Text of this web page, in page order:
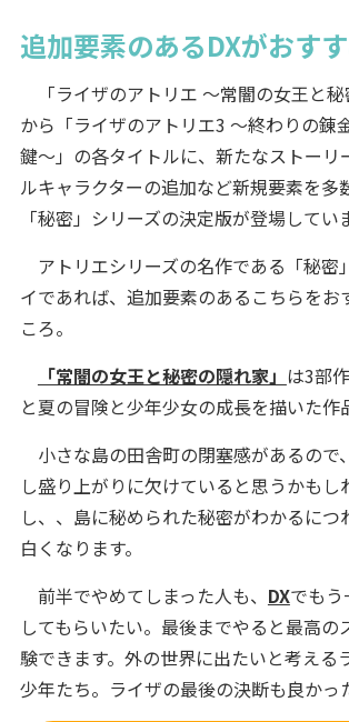
追加要素のあるDXがおす
「ライザのアトリエ ～常闇の女王と秘
から「ライザのアトリエ3 ～終わりの錬
鍵～」の各タイトルに、新たなストーリ
ルキャラクターの追加など新規要素を多
「秘密」シリーズの決定版が登場してい
アトリエシリーズの名作である「秘密
イであれば、追加要素のあるこちらをお
ころ。
「常闇の女王と秘密の隠れ家」 は3部
と夏の冒険と少年少女の成長を描いた作
小さな島の田舎町の閉塞感があるので
し盛り上がりに欠けていると思うかもし
し、、島に秘められた秘密がわかるにつ
白くなります。
前半でやめてしまった人も、 DXでもう
してもらいたい。最後までやると最高の
験できます。外の世界に出たいと考える
少年たち。ライザの最後の決断も良かっ